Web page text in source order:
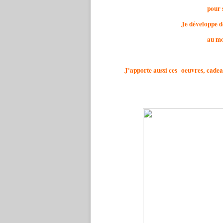
pour
Je développe
au
J'apporte aussi ces oeuvres,